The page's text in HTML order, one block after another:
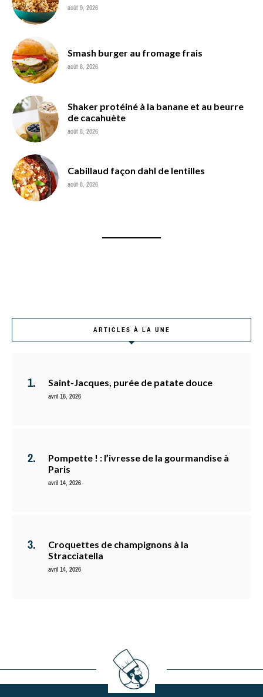
août 9, 2026
Smash burger au fromage frais
août 8, 2026
Shaker protéiné à la banane et au beurre
de cacahuète
août 8, 2026
Cabillaud façon dahl de lentilles
août 8, 2026
ARTICLES À LA UNE
Saint-Jacques, purée de patate douce
avril 16, 2026
Pompette ! : l’ivresse de la gourmandise à
Paris
avril 14, 2026
Croquettes de champignons à la
Stracciatella
avril 14, 2026